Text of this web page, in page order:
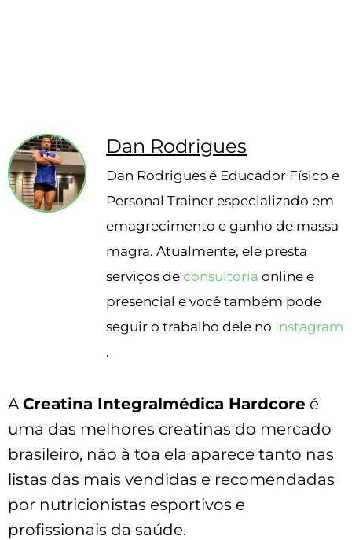
Dan Rodrigues
Dan Rodrigues é Educador Físico e
Personal Trainer especializado em
emagrecimento e ganho de massa
magra. Atualmente, ele presta
serviços de consultoria online e
presencial e você também pode
seguir o trabalho dele no Instagram
.
A Creatina Integralmédica Hardcore é
uma das melhores creatinas do mercado
brasileiro, não à toa ela aparece tanto nas
listas das mais vendidas e recomendadas
por nutricionistas esportivos e
profissionais da saúde.